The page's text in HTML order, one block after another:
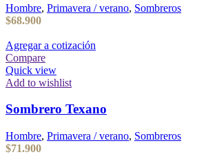
Hombre, Primavera / verano, Sombreros
$68.900
Agregar a cotización
Compare
Quick view
Add to wishlist
Sombrero Texano
Hombre, Primavera / verano, Sombreros
$71.900